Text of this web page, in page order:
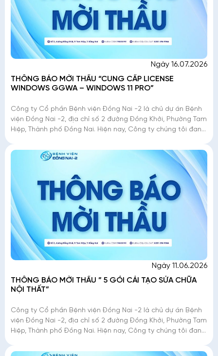
Ngày 16.07.2026
THÔNG BÁO MỜI THẦU “CUNG CẤP LICENSE
WINDOWS GGWA – WINDOWS 11 PRO”
Công ty Cổ phần Bệnh viện Đồng Nai -2 là chủ dự án Bệnh
viện Đồng Nai -2, địa chỉ số 2 đường Đồng Khởi, Phường Tam
Hiệp, Thành phố Đồng Nai. Hiện nay, Công ty chúng tôi đang
Ngày 11.06.2026
THÔNG BÁO MỜI THẦU ” 5 GÓI CẢI TẠO SỬA CHỮA
NỘI THẤT”
Công ty Cổ phần Bệnh viện Đồng Nai -2 là chủ dự án Bệnh
viện Đồng Nai -2, địa chỉ số 2 đường Đồng Khởi, Phường Tam
Hiệp, Thành phố Đồng Nai. Hiện nay, Công ty chúng tôi đang